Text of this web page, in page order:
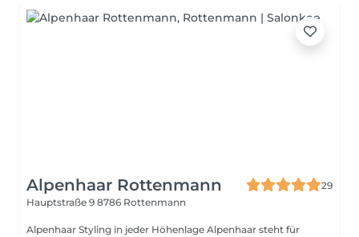
Alpenhaar Rottenmann
29
Hauptstraße 9 8786 Rottenmann
Alpenhaar Styling in jeder Höhenlage Alpenhaar steht für